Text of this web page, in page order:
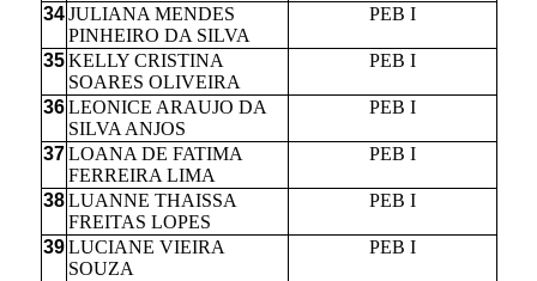
34 JULIANA MENDES
PINHEIRO DA SILVA
PEB I
35 KELLY CRISTINA
SOARES OLIVEIRA
PEB I
36 LEONICE ARAUJO DA
SILVA ANJOS
PEB I
37 LOANA DE FATIMA
FERREIRA LIMA
PEB I
38 LUANNE THAISSA
FREITAS LOPES
PEB I
39 LUCIANE VIEIRA
SOUZA
PEB I